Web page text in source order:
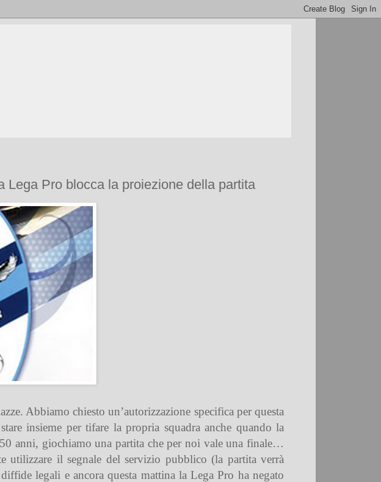
Lega Pro blocca la proiezione della partita
Abbiamo chiesto un’autorizzazione specifica per questa
insieme per tifare la propria squadra anche quando la
anni, giochiamo una partita che per noi vale una finale…
utilizzare il segnale del servizio pubblico (la partita verrà
legali e ancora questa mattina la Lega Pro ha negato